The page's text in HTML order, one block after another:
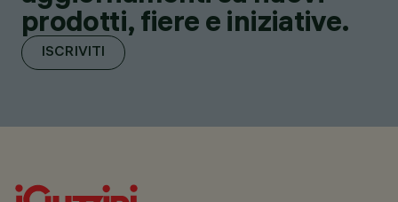
prodotti, fiere e iniziative.
ISCRIVITI